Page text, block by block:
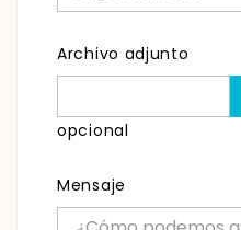
Archivo adjunto
opcional
Mensaje